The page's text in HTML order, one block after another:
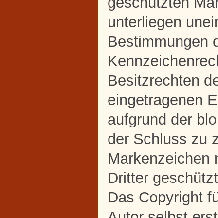
unterliegen
Bestimmungen
Besitzrechten
eingetragenen
aufgrund der
der Schluss zu
Markenzeichen
Dritter
Das Copyright